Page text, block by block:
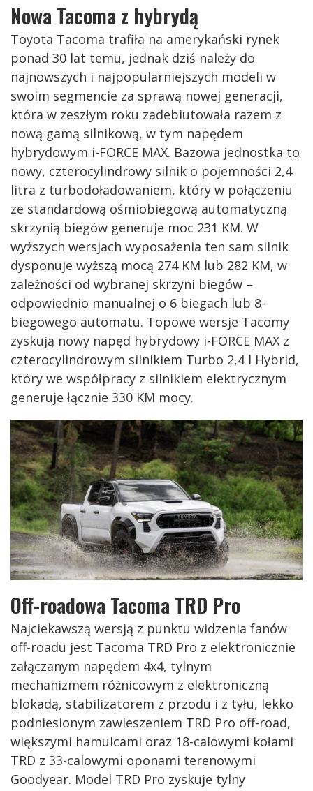
Nowa Tacoma z hybrydą
Toyota Tacoma trafiła na amerykański rynek
ponad 30 lat temu, jednak dziś należy do
najnowszych i najpopularniejszych modeli w
swoim segmencie za sprawą nowej generacji,
która w zeszłym roku zadebiutowała razem z
nową gamą silnikową, w tym napędem
hybrydowym i-FORCE MAX. Bazowa jednostka to
nowy, czterocylindrowy silnik o pojemności 2,4
litra z turbodoładowaniem, który w połączeniu
ze standardową ośmiobiegową automatyczną
skrzynią biegów generuje moc 231 KM. W
wyższych wersjach wyposażenia ten sam silnik
dysponuje wyższą mocą 274 KM lub 282 KM, w
zależności od wybranej skrzyni biegów –
odpowiednio manualnej o 6 biegach lub 8-
biegowego automatu. Topowe wersje Tacomy
zyskują nowy napęd hybrydowy i-FORCE MAX z
czterocylindrowym silnikiem Turbo 2,4 l Hybrid,
który we współpracy z silnikiem elektrycznym
generuje łącznie 330 KM mocy.
Off-roadowa Tacoma TRD Pro
Najciekawszą wersją z punktu widzenia fanów
off-roadu jest Tacoma TRD Pro z elektronicznie
załączanym napędem 4x4, tylnym
mechanizmem różnicowym z elektroniczną
blokadą, stabilizatorem z przodu i z tyłu, lekko
podniesionym zawieszeniem TRD Pro off-road,
większymi hamulcami oraz 18-calowymi kołami
TRD z 33-calowymi oponami terenowymi
Goodyear. Model TRD Pro zyskuje tylny